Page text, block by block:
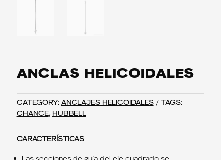
ANCLAS HELICOIDALES
CATEGORY: ANCLAJES HELICOIDALES
TAGS:
CHANCE, HUBBELL
CARACTERÍSTICAS
Las secciones de guía del eje cuadrado se